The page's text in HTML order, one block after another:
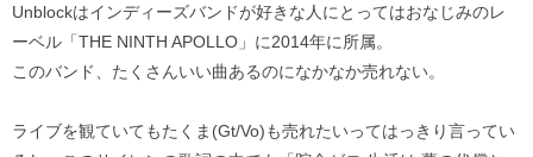
Unblockはインディーズバンドが好きな人にとってはおなじみのレ
ーベル「THE NINTH APOLLO」に2014年に所属。
このバンド、たくさんいい曲あるのになかなか売れない。
ライブを観ていてもたくま(Gt/Vo)も売れたいってはっきり言ってい